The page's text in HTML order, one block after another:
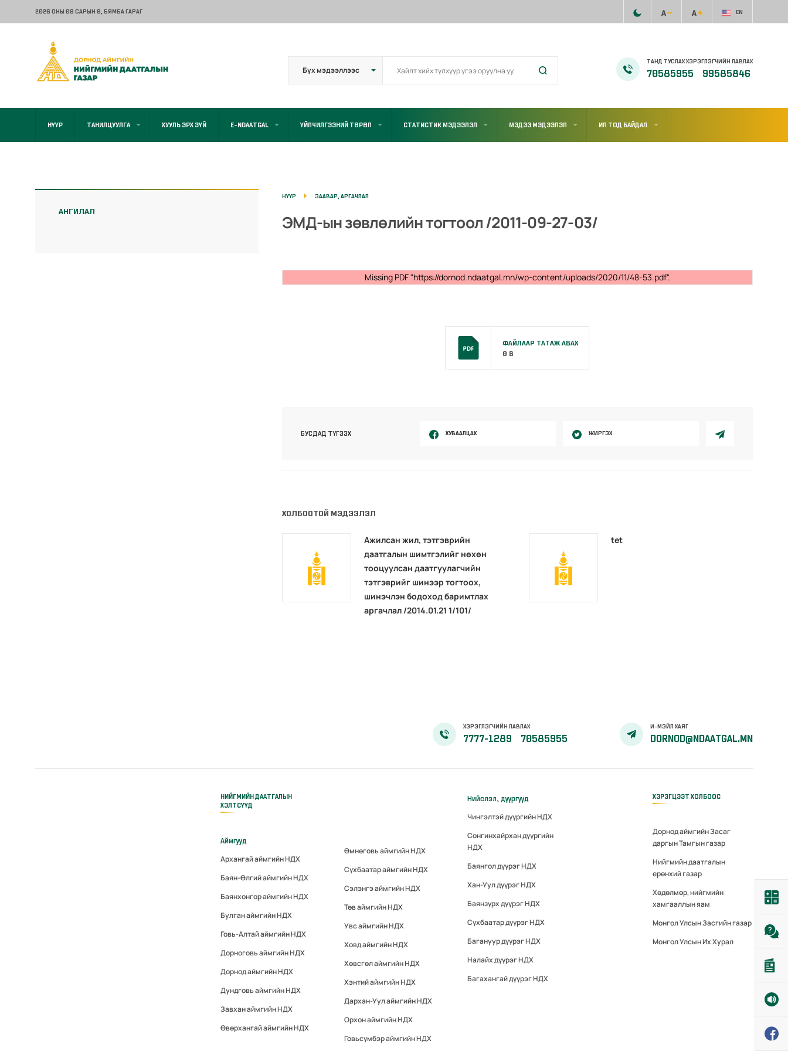
2026 ОНЫ 08 САРЫН 8, БЯМБА ГАРАГ EN
ТАНД ТУСЛАХ ХЭРЭГЛЭГЧИЙН ЛАВЛАХ
70585955 99585846
НҮҮР ТАНИЛЦУУЛГА ХУУЛЬ ЭРХ ЗҮЙ E-NDAATGAL ҮЙЛЧИЛГЭЭНИЙ ТӨРӨЛ СТАТИСТИК МЭДЭЭЛЭЛ МЭДЭЭ МЭДЭЭЛЭЛ ИЛ ТОД БАЙДАЛ
АНГИЛАЛ
НҮҮР ЗААВАР, АРГАЧЛАЛ
ЭМД-ын зөвлөлийн тогтоол /2011-09-27-03/
Missing PDF "https://dornod.ndaatgal.mn/wp-content/uploads/2020/11/48-53.pdf".
ФАЙЛААР ТАТАЖ АВАХ
0 B
БУСДАД ТҮГЭЭХ ХУВААЛЦАХ ЖИРГЭХ
ХОЛБООТОЙ МЭДЭЭЛЭЛ
Ажилсан жил, тэтгэврийн
даатгалын шимтгэлийг нөхөн
тооцуулсан даатгуулагчийн
тэтгэврийг шинээр тогтоох,
шинэчлэн бодоход баримтлах
аргачлал /2014.01.21 1/101/
tet
ХЭРЭГЛЭГЧИЙН ЛАВЛАХ
7777-1289 70585955
И-МЭЙЛ ХАЯГ
DORNOD@NDAATGAL.MN
НИЙГМИЙН ДААТГАЛЫН
ХЭЛТСҮҮД
Аймгууд
Архангай аймгийн НДХ
Баян-Өлгий аймгийн НДХ
Баянхонгор аймгийн НДХ
Булган аймгийн НДХ
Говь-Алтай аймгийн НДХ
Дорноговь аймгийн НДХ
Дорнод аймгийн НДХ
Дундговь аймгийн НДХ
Завхан аймгийн НДХ
Өвөрхангай аймгийн НДХ
Өмнөговь аймгийн НДХ
Сүхбаатар аймгийн НДХ
Сэлэнгэ аймгийн НДХ
Төв аймгийн НДХ
Увс аймгийн НДХ
Ховд аймгийн НДХ
Хөвсгөл аймгийн НДХ
Хэнтий аймгийн НДХ
Дархан-Уул аймгийн НДХ
Орхон аймгийн НДХ
Говьсүмбэр аймгийн НДХ
Нийслэл, дүүргүүд
Чингэлтэй дүүргийн НДХ
Сонгинхайрхан дүүргийн
НДХ
Баянгол дүүрэг НДХ
Хан-Уул дүүрэг НДХ
Баянзүрх дүүрэг НДХ
Сүхбаатар дүүрэг НДХ
Багануур дүүрэг НДХ
Налайх дүүрэг НДХ
Багахангай дүүрэг НДХ
ХЭРЭГЦЭЭТ ХОЛБООС
Дорнод аймгийн Засаг
даргын Тамгын газар
Нийгмийн даатгалын
ерөнхий газар
Хөдөлмөр, нийгмийн
хамгааллын яам
Монгол Улсын Засгийн газар
Монгол Улсын Их Хурал